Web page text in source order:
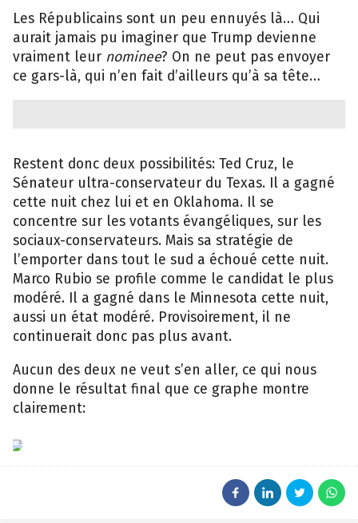
Les Républicains sont un peu ennuyés là… Qui
aurait jamais pu imaginer que Trump devienne
vraiment leur nominee? On ne peut pas envoyer
ce gars-là, qui n’en fait d’ailleurs qu’à sa tête…
Restent donc deux possibilités: Ted Cruz, le
Sénateur ultra-conservateur du Texas. Il a gagné
cette nuit chez lui et en Oklahoma. Il se
concentre sur les votants évangéliques, sur les
sociaux-conservateurs. Mais sa stratégie de
l’emporter dans tout le sud a échoué cette nuit.
Marco Rubio se profile comme le candidat le plus
modéré. Il a gagné dans le Minnesota cette nuit,
aussi un état modéré. Provisoirement, il ne
continuerait donc pas plus avant.
Aucun des deux ne veut s’en aller, ce qui nous
donne le résultat final que ce graphe montre
clairement:
538